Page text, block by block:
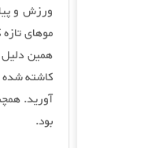
ورزش و
موهای
همین
کاشته
آورید.
بود.